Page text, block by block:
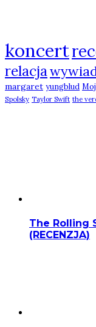
koncert
relacja
margaret yungblud
Spolsky Taylor Swift the
The Rolling
(RECENZJA)